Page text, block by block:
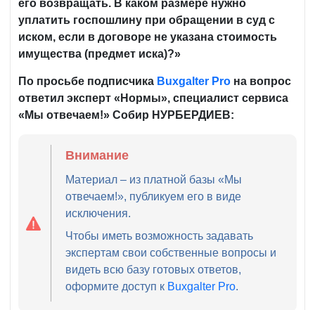
его возвращать. В каком размере нужно
уплатить госпошлину при обращении в суд с
иском, если в договоре не указана стоимость
имущества (предмет иска)?»
По просьбе подписчика Buxgalter Pro на вопрос
ответил эксперт «Нормы», специалист сервиса
«Мы отвечаем!» Собир НУРБЕРДИЕВ:
Внимание
Материал – из платной базы «Мы
отвечаем!», публикуем его в виде
исключения.
Чтобы иметь возможность задавать
экспертам свои собственные вопросы и
видеть всю базу готовых ответов,
оформите доступ к Buxgalter Pro.